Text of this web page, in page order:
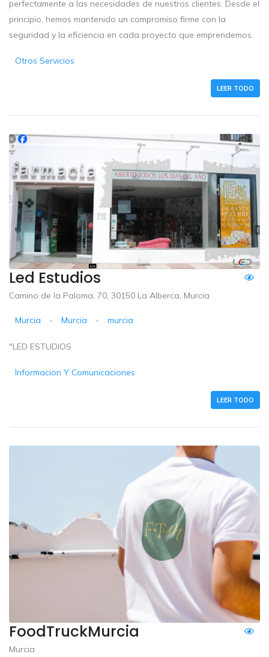
perfectamente a las necesidades de nuestros clientes. Desde el
principio, hemos mantenido un compromiso firme con la
seguridad y la eficiencia en cada proyecto que emprendemos.
Otros Servicios
LEER TODO
Led Estudios
Camino de la Paloma, 70, 30150 La Alberca, Murcia
Murcia - Murcia - murcia
"LED ESTUDIOS
Informacion Y Comunicaciones
LEER TODO
FoodTruckMurcia
Murcia